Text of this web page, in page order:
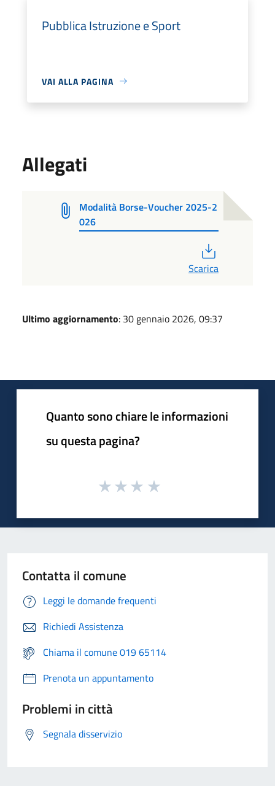
Pubblica Istruzione e Sport
VAI ALLA PAGINA
Allegati
Modalità Borse-Voucher 2025-2
026
Scarica
Ultimo aggiornamento: 30 gennaio 2026, 09:37
Quanto sono chiare le informazioni
su questa pagina?
Contatta il comune
Leggi le domande frequenti
Richiedi Assistenza
Chiama il comune 019 65114
Prenota un appuntamento
Problemi in città
Segnala disservizio